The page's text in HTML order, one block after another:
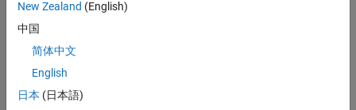
Consulte también
Temas
Tipo de datos de punto fijo y notación de escalado
New Zealand (English)
中国
简体中文
English
日本 (日本語)